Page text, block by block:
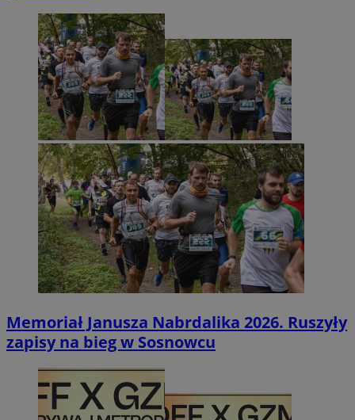
Memoriał Janusza Nabrdalika 2026. Ruszyły
zapisy na bieg w Sosnowcu